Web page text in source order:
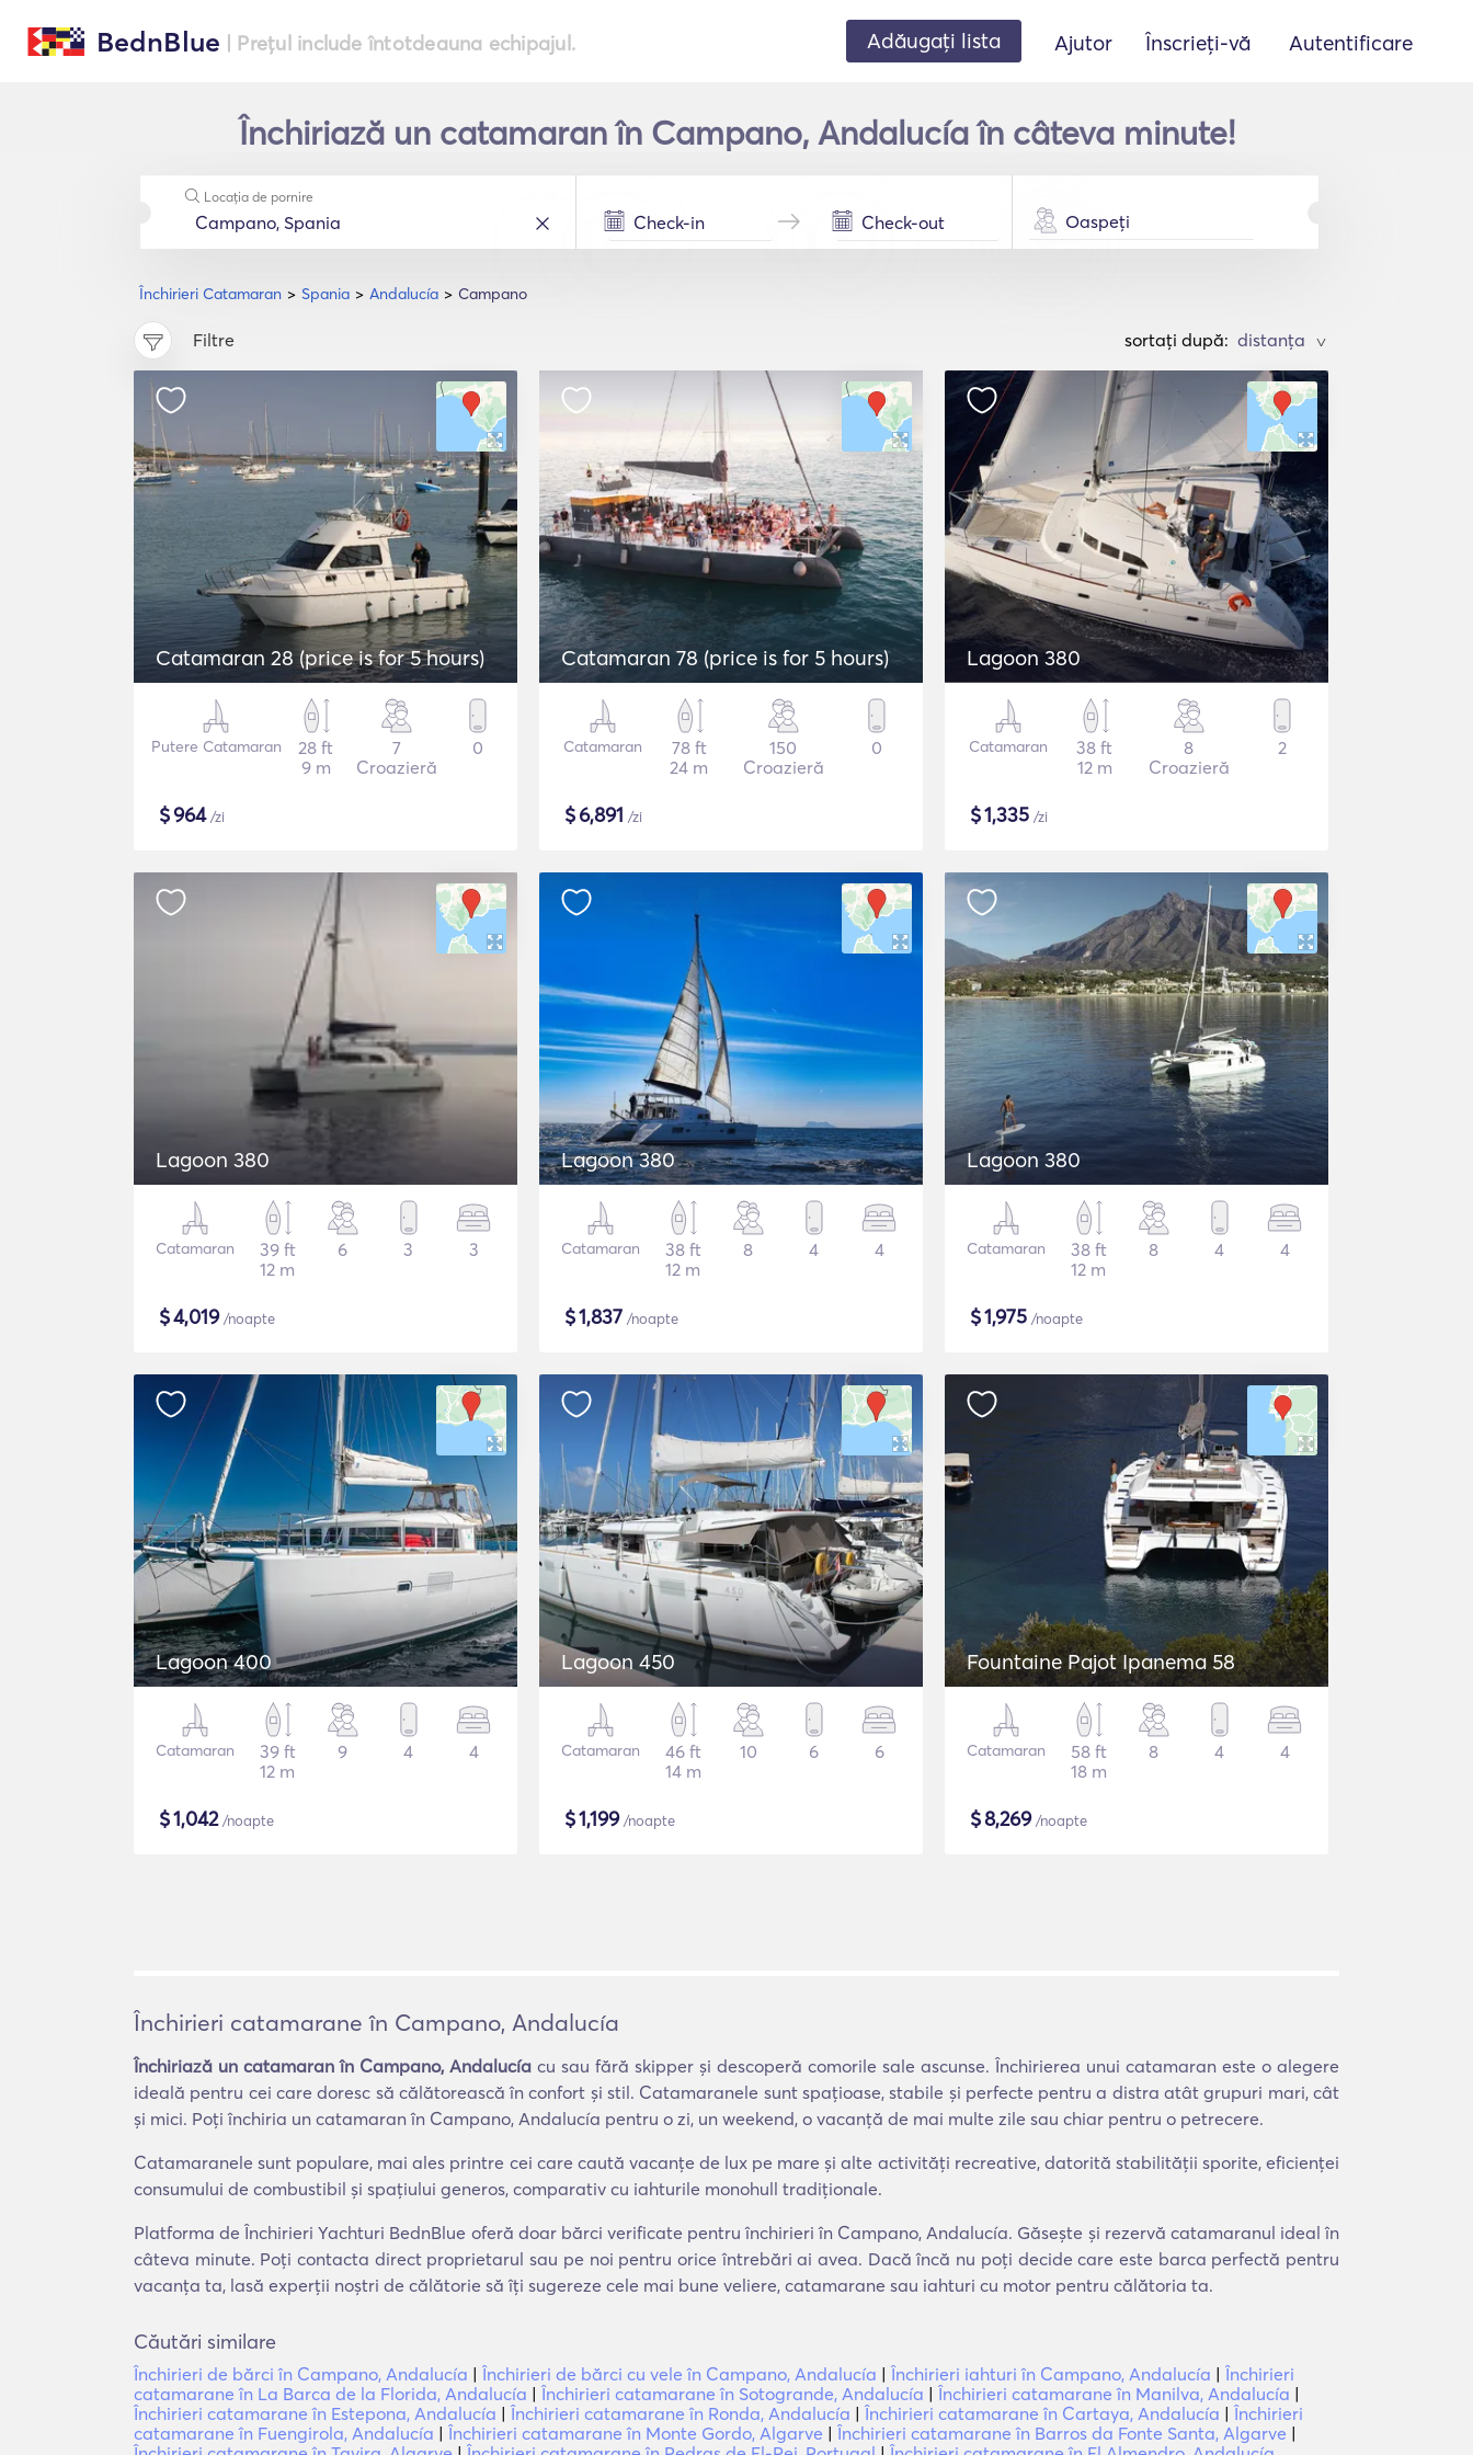
BednBlue | Prețul include întotdeauna echipajul. Adăugați lista Ajutor Înscrieți-vă Autentificare
Închiriază un catamaran în Campano, Andalucía în câteva minute!
Închirieri Catamaran Spania Andalucía Campano
Locația de pornire
Oaspeți
Filtre sortați după: >
Catamaran 28 (price is for 5 hours)
Putere Catamaran
28 ft
9 m
7
Croazieră
0
$964/zi
Catamaran 78 (price is for 5 hours)
Catamaran
78 ft
24 m
150
Croazieră
0
$6,891 /zi
Lagoon 380
Catamaran
38 ft
12 m
8
Croazieră
2
$1,335 /zi
Lagoon 380
Catamaran
39 ft
12 m
6 3 3
$4,019/noapte
Lagoon 380
Catamaran
38 ft
12 m
8 4 4
$1,837 /noapte
Lagoon 380
Catamaran
38 ft
12 m
8 4 4
$1,975 /noapte
Lagoon 400
Catamaran
39 ft
12 m
9 4 4
$1,042/noapte
Lagoon 450
Catamaran
46 ft
14 m
10 6 6
$1,199/noapte
Fountaine Pajot Ipanema 58
Catamaran
58 ft
18 m
8 4 4
$8,269/noapte
Închirieri catamarane în Campano, Andalucía
Închiriază un catamaran în Campano, Andalucía cu sau fără skipper și descoperă comorile sale ascunse. Închirierea unui catamaran este o alegere
ideală pentru cei care doresc să călătorească în confort și stil. Catamaranele sunt spațioase, stabile și perfecte pentru a distra atât grupuri mari, cât
și mici. Poți închiria un catamaran în Campano, Andalucía pentru o zi, un weekend, o vacanță de mai multe zile sau chiar pentru o petrecere.
Catamaranele sunt populare, mai ales printre cei care caută vacanțe de lux pe mare și alte activități recreative, datorită stabilității sporite, eficienței
consumului de combustibil și spațiului generos, comparativ cu iahturile monohull tradiționale.
Platforma de Închirieri Yachturi BednBlue oferă doar bărci verificate pentru închirieri în Campano, Andalucía. Găsește și rezervă catamaranul ideal în
câteva minute. Poți contacta direct proprietarul sau pe noi pentru orice întrebări ai avea. Dacă încă nu poți decide care este barca perfectă pentru
vacanța ta, lasă experții noștri de călătorie să îți sugereze cele mai bune veliere, catamarane sau iahturi cu motor pentru călătoria ta.
Căutări similare
Închirieri de bărci în Campano, Andalucía | Închirieri de bărci cu vele în Campano, Andalucía | Închirieri iahturi în Campano, Andalucía | Închirieri
catamarane în La Barca de la Florida, Andalucía | Închirieri catamarane în Sotogrande, Andalucía | Închirieri catamarane în Manilva, Andalucía |
Închirieri catamarane în Estepona, Andalucía | Închirieri catamarane în Ronda, Andalucía | Închirieri catamarane în Cartaya, Andalucía | Închirieri
catamarane în Fuengirola, Andalucía | Închirieri catamarane în Monte Gordo, Algarve | Închirieri catamarane în Barros da Fonte Santa, Algarve |